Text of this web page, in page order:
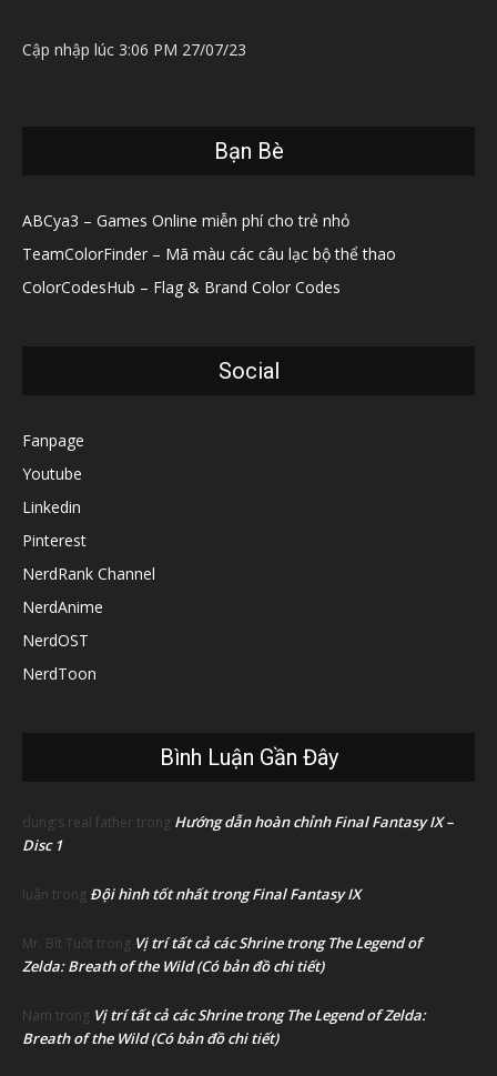
Cập nhập lúc 3:06 PM 27/07/23
Bạn Bè
ABCya3 – Games Online miễn phí cho trẻ nhỏ
TeamColorFinder – Mã màu các câu lạc bộ thể thao
ColorCodesHub – Flag & Brand Color Codes
Social
Fanpage
Youtube
Linkedin
Pinterest
NerdRank Channel
NerdAnime
NerdOST
NerdToon
Bình Luận Gần Đây
dung's real father trong Hướng dẫn hoàn chỉnh Final Fantasy IX –
Disc 1
luân trong Đội hình tốt nhất trong Final Fantasy IX
Mr. Bít Tuốt trong Vị trí tất cả các Shrine trong The Legend of
Zelda: Breath of the Wild (Có bản đồ chi tiết)
Nam trong Vị trí tất cả các Shrine trong The Legend of Zelda:
Breath of the Wild (Có bản đồ chi tiết)